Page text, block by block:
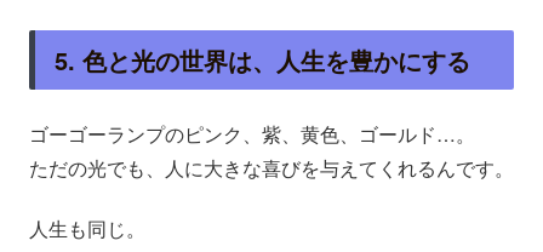
5. 色と光の世界は、人生を豊かにする
ゴーゴーランプのピンク、紫、黄色、ゴールド…。
ただの光でも、人に大きな喜びを与えてくれるんです。
人生も同じ。